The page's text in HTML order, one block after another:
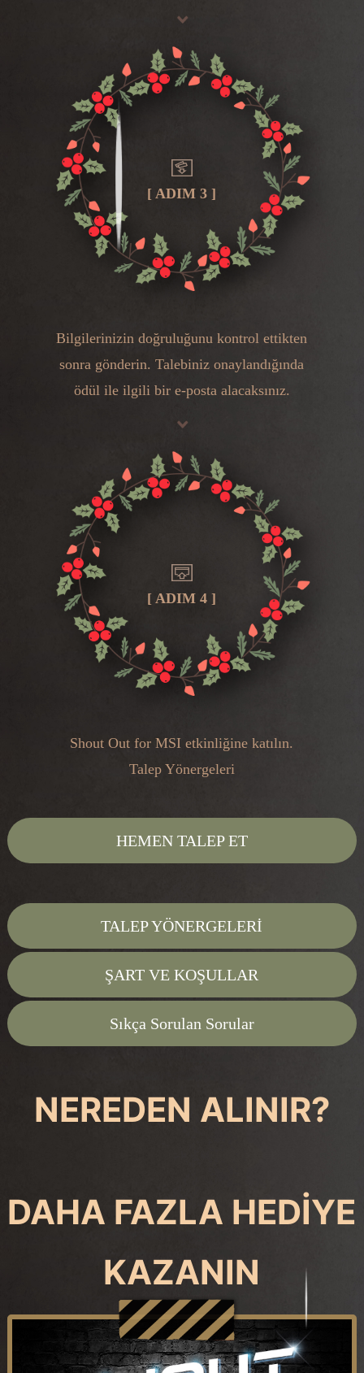
[ ADIM 3 ]
Bilgilerinizin doğruluğunu kontrol ettikten
sonra gönderin. Talebiniz onaylandığında
ödül ile ilgili bir e-posta alacaksınız.
[ ADIM 4 ]
Shout Out for MSI etkinliğine katılın.
Talep Yönergeleri
HEMEN TALEP ET
TALEP YÖNERGELERİ
ŞART VE KOŞULLAR
Sıkça Sorulan Sorular
NEREDEN ALINIR?
DAHA FAZLA HEDİYE
KAZANIN